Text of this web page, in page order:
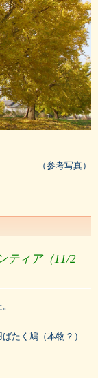
（参考写真）
ティア（11/2
たく鳩（本物？）